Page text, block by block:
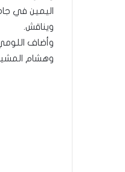
اليمين في
ويناقش.
وأضاف
وهشام